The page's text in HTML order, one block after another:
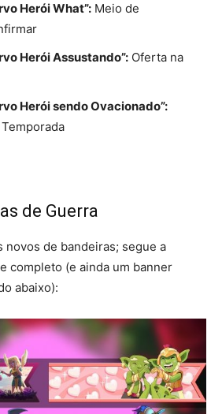
Herói What”: Meio de
Herói Assustando”: Oferta na
Herói sendo Ovacionado”:
de Guerra
novos de bandeiras; segue a
completo (e ainda um banner
abaixo):